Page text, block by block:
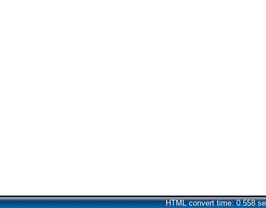
HTML convert time: 0.558